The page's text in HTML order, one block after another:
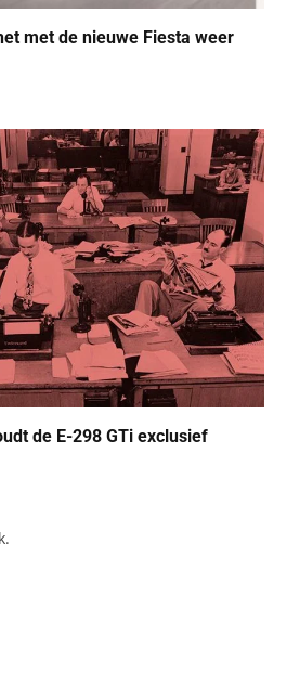
met de nieuwe Fiesta weer
de E-298 GTi exclusief